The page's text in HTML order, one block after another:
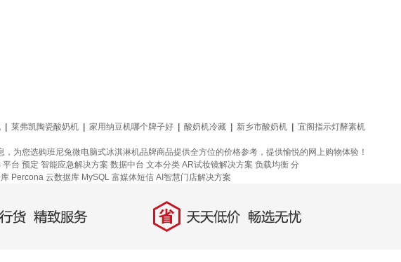
莱弗凯陶瓷酸奶机 家用纳豆机哪个牌子好 酸奶机冷藏 新乡市酸奶机
宜阁指示灯酵素机
为您选购班尼兔微电脑式冰淇淋机品牌商品提供全方位的价格参考，提供愉悦的网上购物体验！
平台 预定 智能应急解决方案 数据中台 文本分类 AR试妆镜解决方案 负载均衡 分
Percona 云数据库 MySQL 富媒体短信 AI智慧门店解决方案
，精致服务 省 天天低价，畅选无忧